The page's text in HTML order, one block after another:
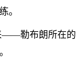
。
——勒布朗所在的